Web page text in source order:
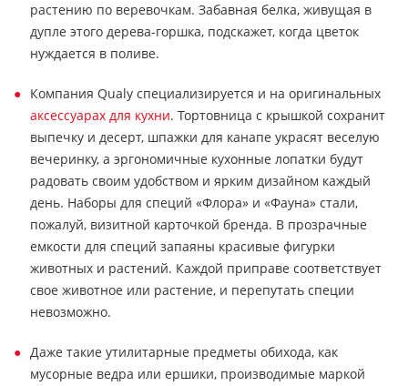
растению по веревочкам. Забавная белка, живущая в
дупле этого дерева-горшка, подскажет, когда цветок
нуждается в поливе.
Компания Qualy специализируется и на оригинальных
аксессуарах для кухни. Тортовница с крышкой сохранит
выпечку и десерт, шпажки для канапе украсят веселую
вечеринку, а эргономичные кухонные лопатки будут
радовать своим удобством и ярким дизайном каждый
день. Наборы для специй «Флора» и «Фауна» стали,
пожалуй, визитной карточкой бренда. В прозрачные
емкости для специй запаяны красивые фигурки
животных и растений. Каждой приправе соответствует
свое животное или растение, и перепутать специи
невозможно.
Даже такие утилитарные предметы обихода, как
мусорные ведра или ершики, производимые маркой